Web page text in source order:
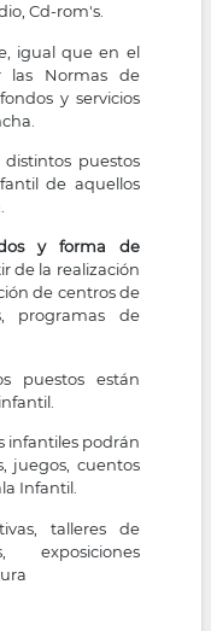
Cd-rom's.
igual que en el
las Normas de
y servicios
distintos puestos
de aquellos
y forma de
de la realización
de centros de
programas de
puestos están
infantiles podrán
juegos, cuentos
Infantil.
talleres de
exposiciones